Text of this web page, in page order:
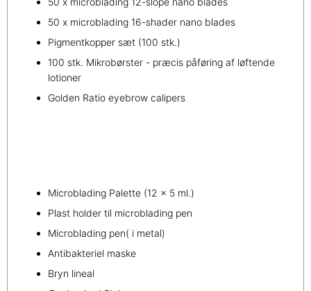
50 x microblading 16-shader nano blades
Pigmentkopper sæt (100 stk.)
100 stk. Mikrobørster - præcis påføring af løftende
lotioner
Golden Ratio eyebrow calipers
Microblading Palette (12 x 5 ml.)
Plast holder til microblading pen
Microblading pen( i metal)
Antibakteriel maske
Bryn lineal